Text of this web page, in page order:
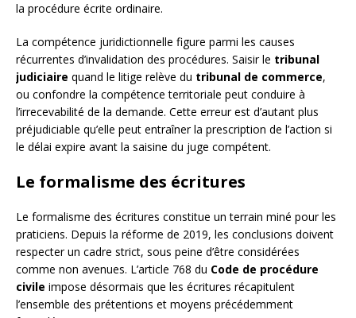
la procédure écrite ordinaire.
La compétence juridictionnelle figure parmi les causes
récurrentes d’invalidation des procédures. Saisir le tribunal
judiciaire quand le litige relève du tribunal de commerce,
ou confondre la compétence territoriale peut conduire à
l’irrecevabilité de la demande. Cette erreur est d’autant plus
préjudiciable qu’elle peut entraîner la prescription de l’action si
le délai expire avant la saisine du juge compétent.
Le formalisme des écritures
Le formalisme des écritures constitue un terrain miné pour les
praticiens. Depuis la réforme de 2019, les conclusions doivent
respecter un cadre strict, sous peine d’être considérées
comme non avenues. L’article 768 du Code de procédure
civile impose désormais que les écritures récapitulent
l’ensemble des prétentions et moyens précédemment